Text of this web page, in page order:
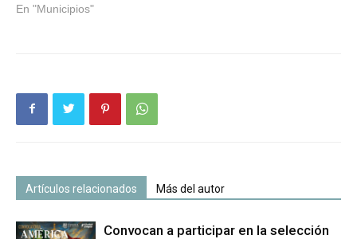
En "Municipios"
Artículos relacionados Más del autor
Convocan a participar en la selección